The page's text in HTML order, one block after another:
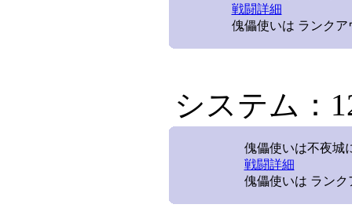
戦闘詳細
傀儡使いは ランク
システム：
傀儡使いは不夜城
戦闘詳細
傀儡使いは ラン